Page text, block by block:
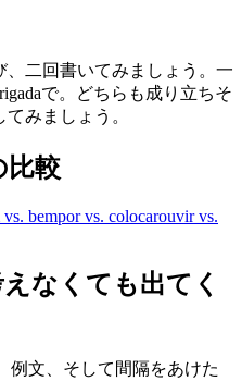
二回書いてみましょう。一
で。どちらも成り立ちそ
みましょう。
比較
vs. bempor vs. colocarouvir vs.
なくても出てく
例文、そして間隔をあけた